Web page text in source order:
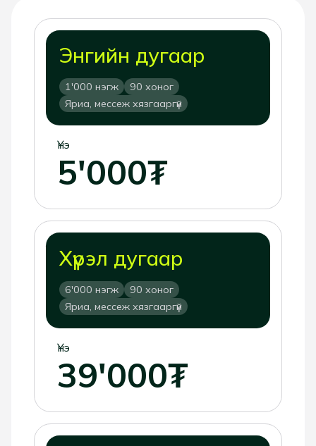
Энгийн дугаар
1'000 нэгж
90 хоног
Яриа, мессеж хязгааргүй
Үнэ
5'000₮
Хүрэл дугаар
6'000 нэгж
90 хоног
Яриа, мессеж хязгааргүй
Үнэ
39'000₮